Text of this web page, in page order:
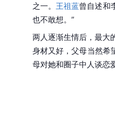
之一。 王祖蓝曾自述和
也不敢想。”
两人逐渐生情后，最大
身材又好，父母当然希
母对她和圈子中人谈恋